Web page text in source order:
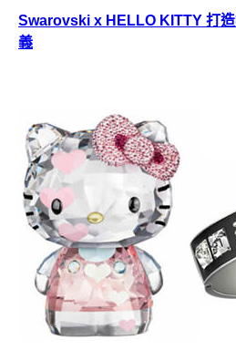
Swarovski x HELLO KITTY 打
義